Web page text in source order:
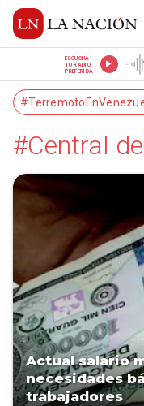
ESCUCHÁ
TU RADIO
PREFERIDA
#Central
Actual salario
necesidades
trabajadores